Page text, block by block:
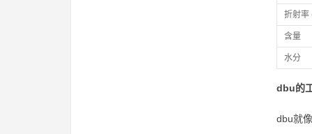
折射率
含量
水分
dbu的
dbu就